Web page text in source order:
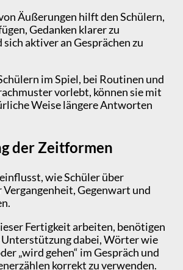
Äußerungen hilft den Schülern,
Gedanken klarer zu
sich aktiver an Gesprächen zu
im Spiel, bei Routinen und
vorlebt, können sie mit
Weise längere Antworten
der Zeitformen
wie Schüler über
Vergangenheit, Gegenwart und
Fertigkeit arbeiten, benötigen
dabei, Wörter wie
„wird gehen“ im Gespräch und
korrekt zu verwenden.